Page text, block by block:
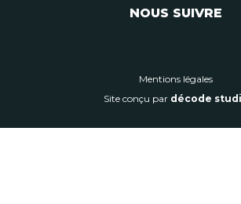
NOUS SUIVRE
Mentions légales
Site conçu par décode